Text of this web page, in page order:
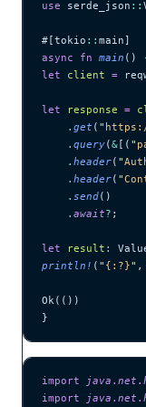
use serde_json ::
#[tokio :: main]
async fn main ()
let client =
let response =
    .
get ( "
    .
query(&[( "
    .
header( "
    .
header( "
    .
send()
    .
await? ;
let result :
println! ( " {:?}" ,
Ok(())
}
import java . net .
import java . net .